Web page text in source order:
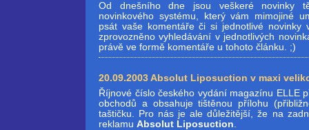
Od dnešního dne jsou veškeré novinky
novinkového systému, který vám mimojiné
psát vaše komentáře či si jednotlivé novinky
zprovozněno vyhledávání v jednotlivých
právě ve formě komentáře u tohoto článku. ;)
20.09.2003 Absolut Liposuction v maxi
Říjnové číslo českého vydání magazínu ELLE
obchodů a obsahuje tištěnou přílohu
taštičku. Pro nás je ale důležitější, že na
reklamu Absolut Liposuction.